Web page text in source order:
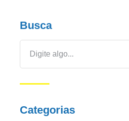
Busca
Categorias